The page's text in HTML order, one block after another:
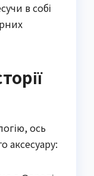
в собі
ось
аксесуару: